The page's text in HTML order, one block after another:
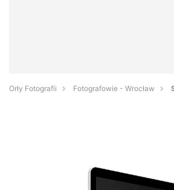
Orły Fotografii Fotografowie - Wrocław